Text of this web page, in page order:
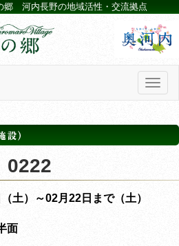
郷 河内長野の地域活性・交流拠点
土）～02月22日まで（土）
面